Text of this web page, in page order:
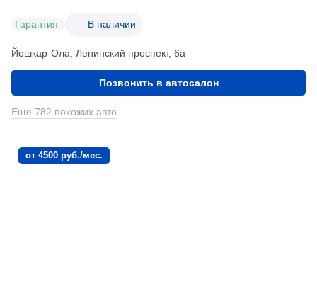
Гарантия В наличии
Йошкар-Ола, Ленинский проспект, 6а
Позвонить в автосалон
Еще 782 похожих авто
от 4500 руб./мес.